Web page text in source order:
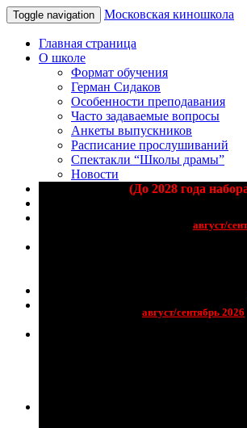
Toggle navigation Московская киношкола
Главная страница
О школе
Формат обучения
Герман Сидаков
Особенности преподавания
Часто задаваемые вопросы
Анкеты выпускников
Расписание прослушиваний
Спектакли “Школы драмы”
Новости
(До 2028 года